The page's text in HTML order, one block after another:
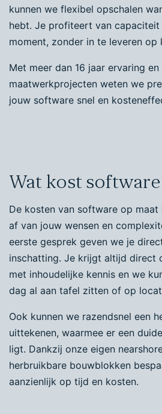
kunnen we flexibel opschalen
hebt. Je profiteert van
moment, zonder in te leveren
Met meer dan 16 jaar ervaring
maatwerkprojecten weten we
jouw software snel en
Wat kost
De kosten van software op maat
af van jouw wensen en
eerste gesprek geven we je
inschatting. Je krijgt altijd direct
met inhoudelijke kennis en we
dag al aan tafel zitten of op
Ook kunnen we razendsnel een
uittekenen, waarmee er een
ligt. Dankzij onze eigen
herbruikbare bouwblokken
aanzienlijk op tijd en kosten.